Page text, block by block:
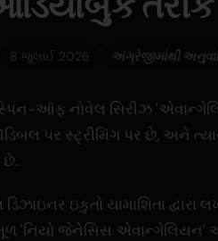
8 જુલાઈ 2026 અંગ્રેજીમાંથી
સ્પિન-ઑફ નોવેલ સિરીઝ
પર સ્ટ્રીમિંગ પર છે, અને
છે.
ઇકુતો યામાશિતા દ્વારા
મૂળ 'નિયો જેનેસિસ એવાન્ગેલિયન'